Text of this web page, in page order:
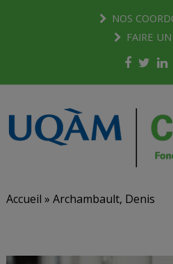
NOS
FAIRE
Accueil » Archambault, Denis